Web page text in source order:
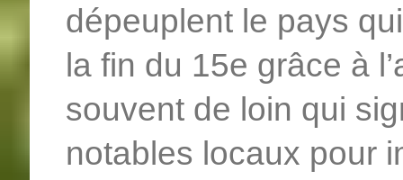
dépeuplent le pays
la fin du 15e grâce à
souvent de loin qui
notables locaux pour